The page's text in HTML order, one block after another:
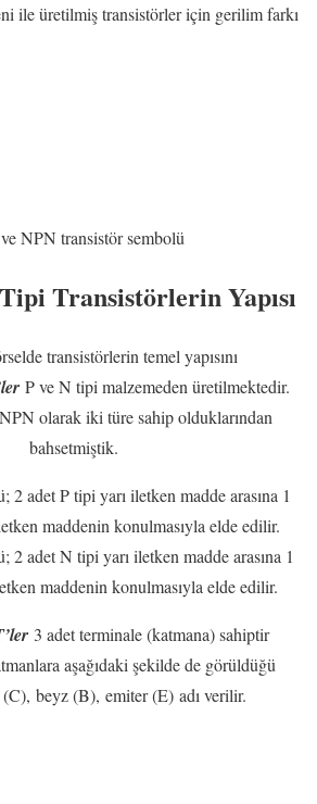
ile üretilmiş transistörler için gerilim farkı
NPN transistör sembolü
Transistörlerin Yapısı
transistörlerin temel yapısını
P ve N tipi malzemeden üretilmektedir.
olarak iki türe sahip olduklarından
bahsetmiştik.
2 adet P tipi yarı iletken madde arasına 1
maddenin konulmasıyla elde edilir.
2 adet N tipi yarı iletken madde arasına 1
maddenin konulmasıyla elde edilir.
3 adet terminale (katmana) sahiptir
aşağıdaki şekilde de görüldüğü
beyz (B), emiter (E) adı verilir.